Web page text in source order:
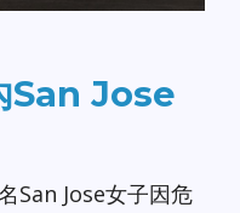
San Jose
San Jose女子因危